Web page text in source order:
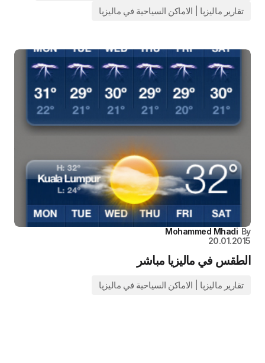
تقارير ماليزيا | الاماكن السياحية في ماليزيا
By
Mohammed Mhadi
20.01.2015
الطقس في ماليزيا مباشر
تقارير ماليزيا | الاماكن السياحية في ماليزيا